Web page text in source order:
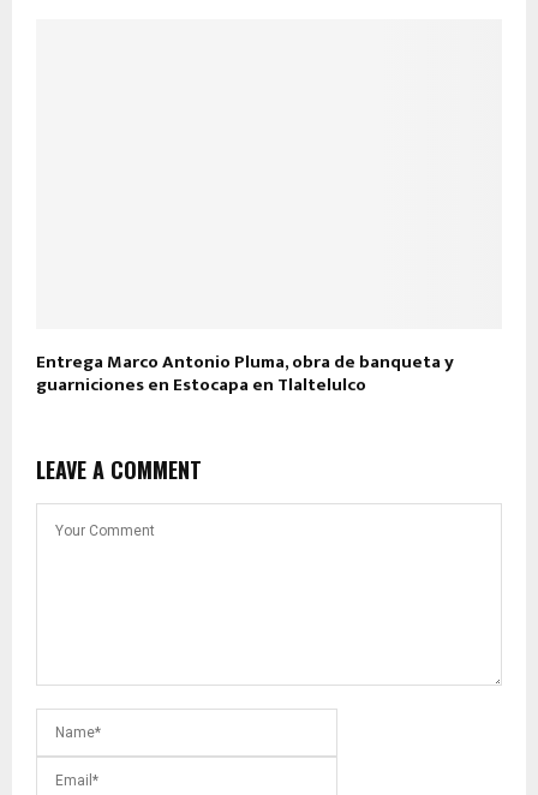
Entrega Marco Antonio Pluma, obra de banqueta y
guarniciones en Estocapa en Tlaltelulco
LEAVE A COMMENT